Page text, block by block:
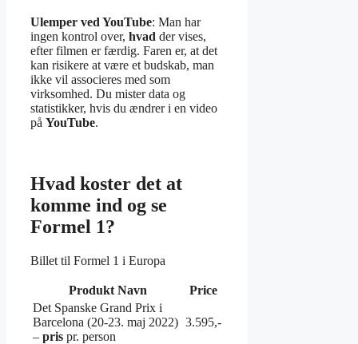
Ulemper ved YouTube: Man har
ingen kontrol over, hvad der vises,
efter filmen er færdig. Faren er, at det
kan risikere at være et budskab, man
ikke vil associeres med som
virksomhed. Du mister data og
statistikker, hvis du ændrer i en video
på YouTube.
Hvad koster det at
komme ind og se
Formel 1?
Billet til Formel 1 i Europa
Produkt Navn
Price
Det Spanske Grand Prix i
Barcelona (20-23. maj 2022)
– pris pr. person
3.595,-